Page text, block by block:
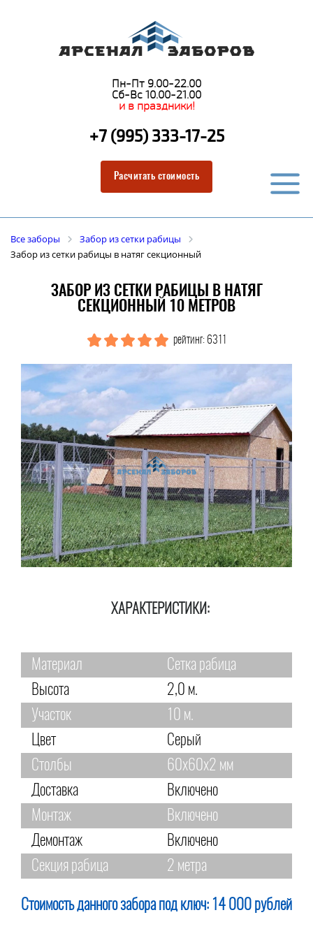
Пн-Пт 9.00-22.00
Сб-Вс 10.00-21.00
и в праздники!
+7 (995) 333-17-25
Расчитать стоимость
Все заборы
Забор из сетки рабицы
Забор из сетки рабицы в натяг секционный
ЗАБОР ИЗ СЕТКИ РАБИЦЫ В НАТЯГ
СЕКЦИОННЫЙ 10 МЕТРОВ
рейтинг: 6311
ХАРАКТЕРИСТИКИ:
Материал
Сетка рабица
Высота
2,0 м.
Участок
10 м.
Цвет
Серый
Столбы
60х60х2 мм
Доставка
Включено
Монтаж
Включено
Демонтаж
Включено
Секция рабица
2 метра
Стоимость данного забора под ключ: 14 000 рублей